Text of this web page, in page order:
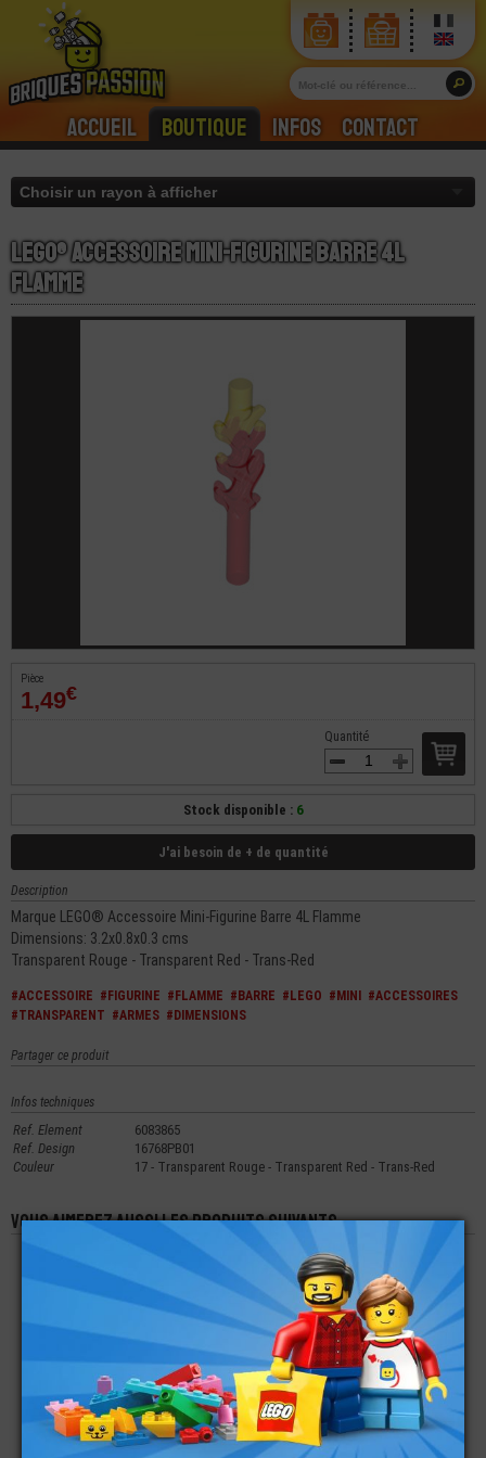
Accueil Boutique Infos Contact
LEGO® Accessoire Mini-Figurine Barre 4L
Flamme
Pièce
1,49€
Quantité
Stock disponible : 6
J'ai besoin de + de quantité
Description
Marque LEGO® Accessoire Mini-Figurine Barre 4L Flamme
Dimensions: 3.2x0.8x0.3 cms
Transparent Rouge - Transparent Red - Trans-Red
#ACCESSOIRE #FIGURINE #FLAMME #BARRE #LEGO #MINI
#ACCESSOIRES
#TRANSPARENT #ARMES #DIMENSIONS
Partager ce produit
Infos techniques
Ref. Element
6083865
Ref. Design
16768PB01
Couleur
17 - Transparent Rouge - Transparent Red - Trans-Red
Vous aimerez aussi les produits suivants
LEGO® MINI-
COURTES FLEXIBLES
UNIS (BW)
4,49€
LEGO® MINI-
FIGURINE TÊTE
FRIENDS FEMME (V)
1,99€
LEGO® MINI-
FIGURINE TORSE 20
ANS HARRY POTTER
(6D)
9,99€
LEGO® ACCESSOIRE
LEGO® MINI-
LEGO® MINI-